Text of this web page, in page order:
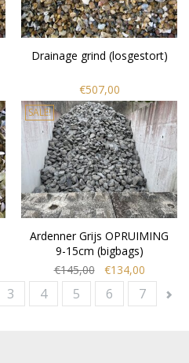
Drainage grind (losgestort)
€507,00
SALE!
Ardenner Grijs OPRUIMING
9-15cm (bigbags)
€145,00
€134,00
3 4 5 6 7